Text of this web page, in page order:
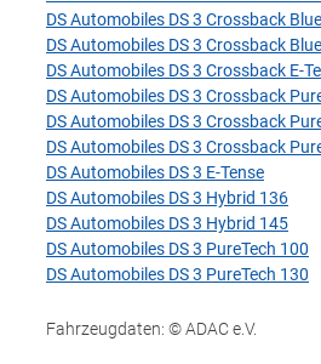
DS Automobiles DS 3 Crossback
DS Automobiles DS 3 Crossback
DS Automobiles DS 3 Crossback E-
DS Automobiles DS 3 Crossback
DS Automobiles DS 3 Crossback
DS Automobiles DS 3 Crossback
DS Automobiles DS 3 E-Tense
DS Automobiles DS 3 Hybrid 136
DS Automobiles DS 3 Hybrid 145
DS Automobiles DS 3 PureTech 100
DS Automobiles DS 3 PureTech 130
Fahrzeugdaten: © ADAC e.V.